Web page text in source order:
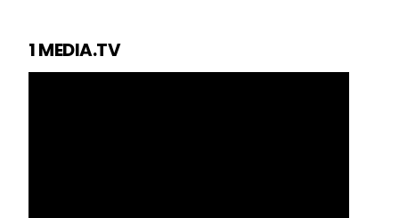
1 MEDIA.TV